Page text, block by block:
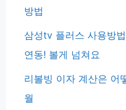
방법
삼성tv 플러스 사용방
연동! 볼게 넘쳐요
리볼빙 이자 계산은 어
월